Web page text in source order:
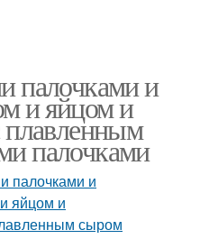
палочками и
и яйцом и
плавленным
палочками